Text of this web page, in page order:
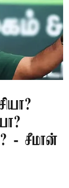
- சீமான்